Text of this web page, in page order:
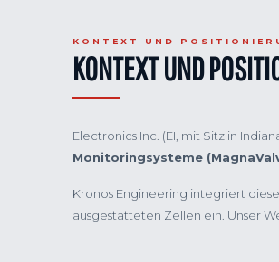
KONTEXT UND
KONTEXT UND
Electronics Inc. (EI, mit Sitz in
Monitoringsysteme
Kronos Engineering integriert
ausgestatteten Zellen ein. Unser